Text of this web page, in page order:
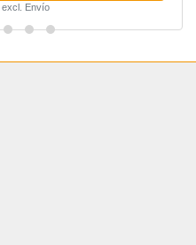
excl. Envío